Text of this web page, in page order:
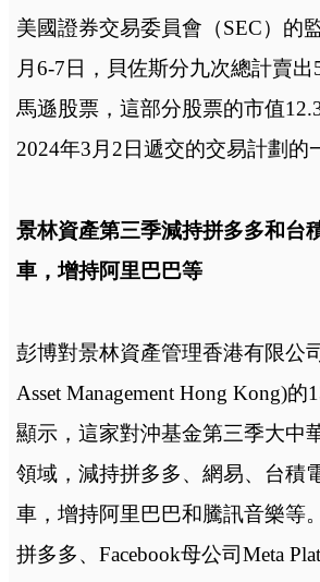
美國證券交易委員會（SEC）的
月6-7日，貝佐斯分九次總計賣出
馬遜股票，這部分股票的市值
2024年3月2日遞交的交易計劃的
景林資產第三季減持拼多多和台
車，增持阿里巴巴等
彭博對景林資產管理香港有限公
Asset Management Hong Kong)
顯示，這家對沖基金第三季大中
領域，減持拼多多、網易、台積
車，增持阿里巴巴和騰訊音樂等
拼多多、Facebook母公司Meta